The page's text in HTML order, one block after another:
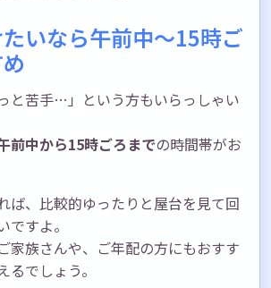
いなら午前中～15時ご
と苦手…」という方もいらっしゃい
前中から15時ごろまでの時間帯がお
ば、比較的ゆったりと屋台を見て回
ですよ。
家族さんや、ご年配の方にもおすす
るでしょう。